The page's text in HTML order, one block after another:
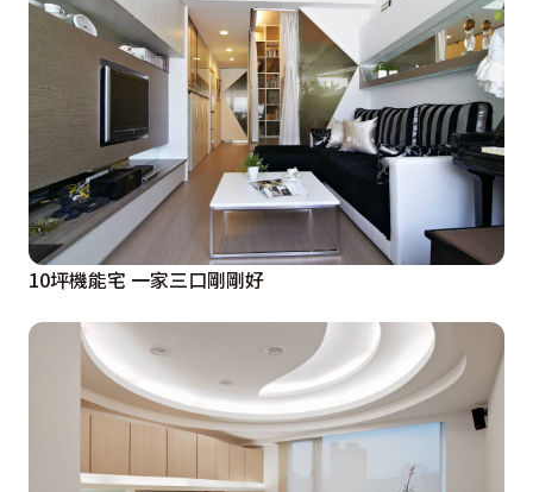
10坪機能宅 一家三口剛剛好